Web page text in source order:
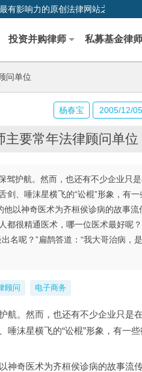
影响力的原创法律网站之一
投资并购律师 私募基金律师
问单位
主要常年法律顾问单位
驾护航。然而，也还有不少企业只
、唾沫星横飞的“讼棍”形象，有
以神奇医术为齐桓侯诊病的故事
都很精通医术，哪一位医术最好呢
名呢？”扁鹊答道：“我大哥治病，
顾问 电子商务
航。然而，也还有不少企业只是
沫星横飞的“讼棍”形象，有一
神奇医术为齐桓侯诊病的故事流
杨春宝 2005/12/05